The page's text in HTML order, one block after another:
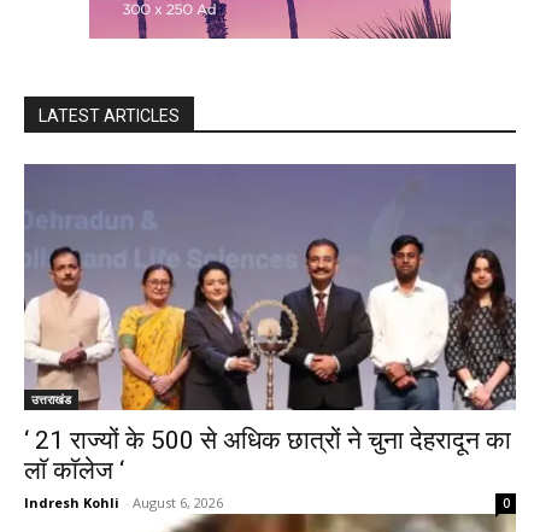
LATEST ARTICLES
उत्तराखंड
‘ 21 राज्यों के 500 से अधिक छात्रों ने चुना देहरादून का
लाॅ काॅलेज ‘
Indresh Kohli - August 6, 2026 0